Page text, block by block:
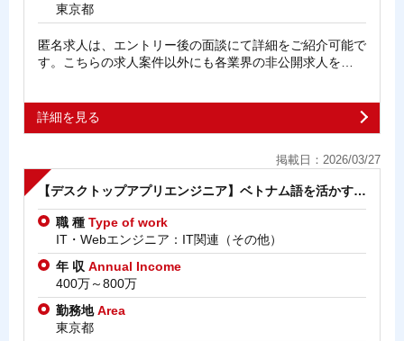
東京都
匿名求人は、エントリー後の面談にて詳細をご紹介可能で
す。こちらの求人案件以外にも各業界の非公開求人を…
詳細を見る
掲載日：2026/03/27
【デスクトップアプリエンジニア】ベトナム語を活かす…
職 種 Type of work
IT・Webエンジニア：IT関連（その他）
年 収 Annual Income
400万～800万
勤務地Area
東京都